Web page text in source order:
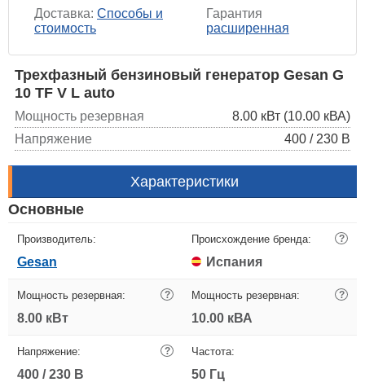
Доставка: Способы и
стоимость
Гарантия
расширенная
Трехфазный бензиновый генератор Gesan G
10 TF V L auto
Мощность резервная
8.00 кВт (10.00 кВА)
Напряжение
400 / 230 В
Характеристики
Основные
Производитель:
Gesan
Происхождение бренда: ?
Испания
Мощность резервная: ?
8.00 кВт
Мощность резервная: ?
10.00 кВА
Напряжение: ?
400 / 230 В
Частота:
50 Гц